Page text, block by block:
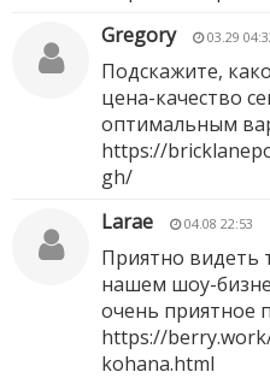
Gregory
03.29
Подскажите,
цена-качество
оптимальным
https://
gh/
Larae
04.08 22:53
Приятно видеть
нашем шоу-
очень приятное
https://
kohana.html